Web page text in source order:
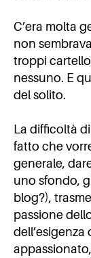
C’era molta
non
troppi
nessuno. E
del solito.
La difficoltà
fatto che
generale,
uno sfondo,
blog?),
passione